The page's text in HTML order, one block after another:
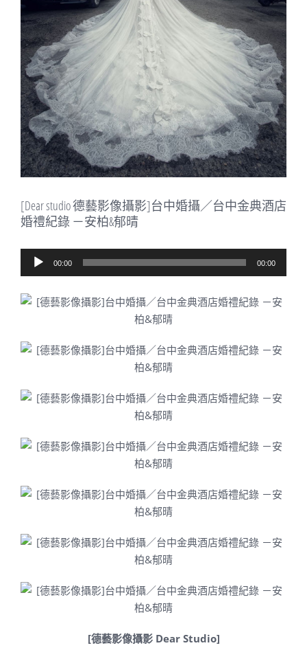
[Dear studio 德藝影像攝影]台中婚攝／台中金典酒店
婚禮紀錄 －安柏&郁晴
訊
播
放
00:00 00:00
[德藝影像攝影 Dear Studio]